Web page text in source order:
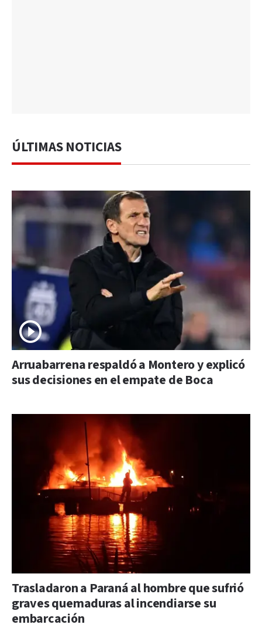
ÚLTIMAS NOTICIAS
Arruabarrena respaldó a Montero y explicó
sus decisiones en el empate de Boca
Trasladaron a Paraná al hombre que sufrió
graves quemaduras al incendiarse su
embarcación